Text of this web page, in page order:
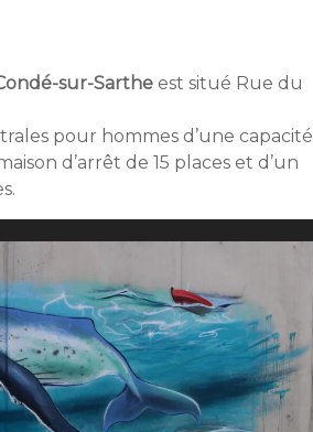
sur-Sarthe est situé Rue du
pour hommes d’une capacité
d’arrêt de 15 places et d’un